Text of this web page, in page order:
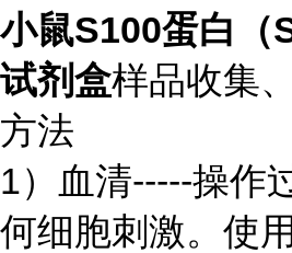
小鼠S100蛋白（
试剂盒样品收集
方法
1）血清-----操作
何细胞刺激。使